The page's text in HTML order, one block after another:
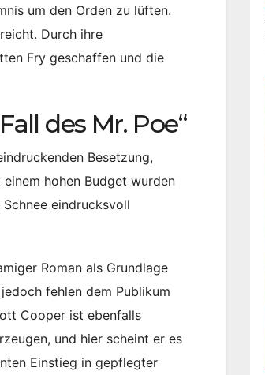
um den Orden zu lüften.
Durch ihre
Fry geschaffen und die
des Mr. Poe“
Besetzung,
hohen Budget wurden
eindrucksvoll
Roman als Grundlage
fehlen dem Publikum
Cooper ist ebenfalls
und hier scheint er es
Einstieg in gepflegter